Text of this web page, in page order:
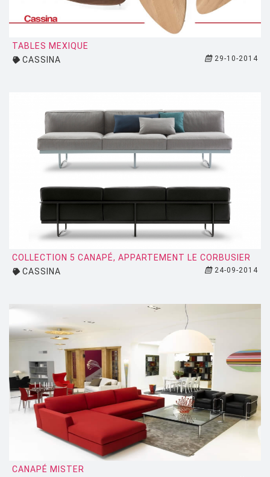
UMASQU
VLAEMYNCK
VONDOM
ZAFFERANO
ZANOTTA
TABLES MEXIQUE
CASSINA
29-10-2014
COLLECTION 5 CANAPÉ, APPARTEMENT LE CORBUSIER
CASSINA
24-09-2014
CANAPÉ MISTER